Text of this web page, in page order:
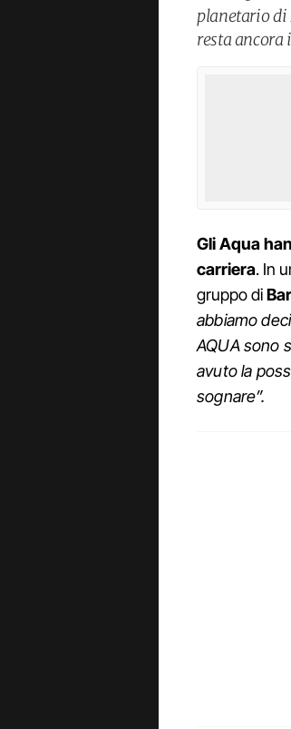
planetario di
resta ancora
Gli Aqua
carriera. In
gruppo di
abbiamo
AQUA sono
avuto la
sognare”.